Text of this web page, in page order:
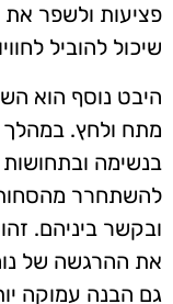
פציעות ולשפר את
שיכול להוביל
היבט נוסף הוא
מתח ולחץ. במהלך
בנשימה
להשתחרר מהסחות
ובקשר ביניהם.
את ההרגשה של
גם הבנה עמוקה